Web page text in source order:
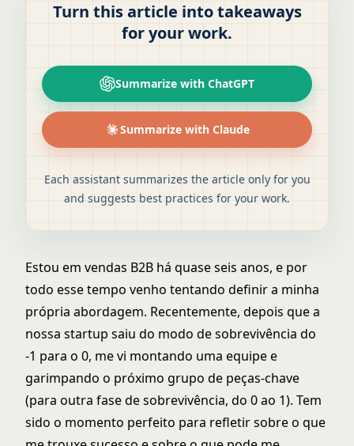
Turn this article into takeaways
for your work.
Summarize with ChatGPT
Summarize with Claude
Each assistant summarizes the article only for you
and suggests best practices for your work.
Estou em vendas B2B há quase seis anos, e por
todo esse tempo venho tentando definir a minha
própria abordagem. Recentemente, depois que a
nossa startup saiu do modo de sobrevivência do
-1 para o 0, me vi montando uma equipe e
garimpando o próximo grupo de peças-chave
(para outra fase de sobrevivência, do 0 ao 1). Tem
sido o momento perfeito para refletir sobre o que